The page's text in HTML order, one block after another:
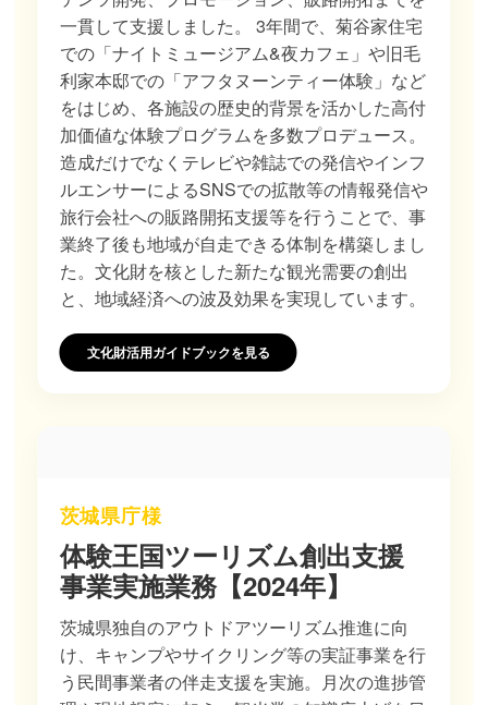
一貫して支援しました。 3年間で、菊谷家住宅
での「ナイトミュージアム&夜カフェ」や旧毛
利家本邸での「アフタヌーンティー体験」など
をはじめ、各施設の歴史的背景を活かした高付
加価値な体験プログラムを多数プロデュース。
造成だけでなくテレビや雑誌での発信やインフ
ルエンサーによるSNSでの拡散等の情報発信や
旅行会社への販路開拓支援等を行うことで、事
業終了後も地域が自走できる体制を構築しまし
た。文化財を核とした新たな観光需要の創出
と、地域経済への波及効果を実現しています。
文化財活用ガイドブックを見る
茨城県庁様
体験王国ツーリズム創出支援
事業実施業務【2024年】
茨城県独自のアウトドアツーリズム推進に向
け、キャンプやサイクリング等の実証事業を行
う民間事業者の伴走支援を実施。月次の進捗管